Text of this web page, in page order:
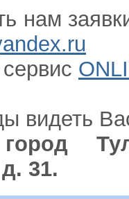
нам
видеть
31.